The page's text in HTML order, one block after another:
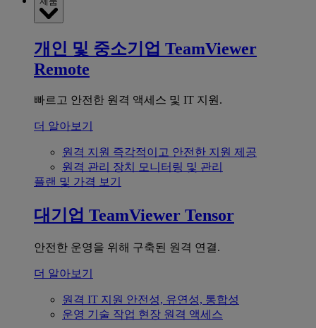
개인 및 중소기업 TeamViewer
Remote
빠르고 안전한 원격 액세스 및 IT 지원.
더 알아보기
원격 지원 즉각적이고 안전한 지원 제공
원격 관리 장치 모니터링 및 관리
플랜 및 가격 보기
대기업 TeamViewer Tensor
안전한 운영을 위해 구축된 원격 연결.
더 알아보기
원격 IT 지원 안전성, 유연성, 통합성
운영 기술 작업 현장 원격 액세스